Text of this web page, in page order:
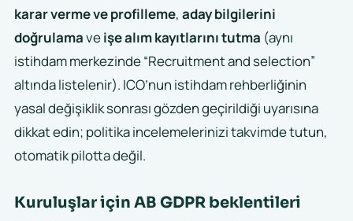
karar verme ve profilleme, aday bilgilerini
doğrulamaveişe alım kayıtlarını tutma (aynı
istihdam merkezinde “Recruitment and selection”
altında listelenir). ICO’nun istihdam rehberliğinin
yasal değişiklik sonrası gözden geçirildiği uyarısına
dikkat edin; politika incelemelerinizi takvimde tutun,
otomatik pilotta değil.
Kuruluşlar için AB GDPR beklentileri